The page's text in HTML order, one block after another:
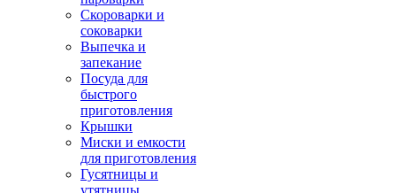
Скороварки и
соковарки
Выпечка и
запекание
Посуда для
быстрого
приготовления
Крышки
Миски и емкости
для приготовления
Гусятницы и
утятницы